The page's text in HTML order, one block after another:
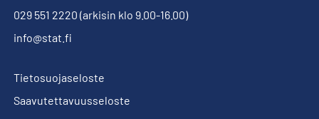
029 551 2220 (arkisin klo 9.00-16.00)
info@stat.fi
Tietosuojaseloste
Saavutettavuusseloste